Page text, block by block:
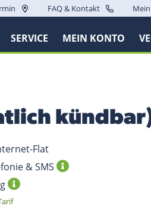
FAQ & Kontakt
SERVICE MEIN KONTO
Flat
& SMS